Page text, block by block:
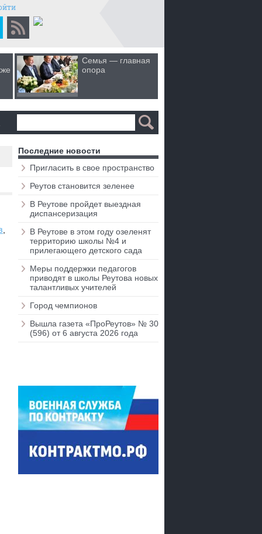
Семья — главная
опора
Последние новости
Пригласить в свое пространство
Реутов становится зеленее
В Реутове пройдет выездная
диспансеризация
В Реутове в этом году озеленят
территорию школы №4 и
прилегающего детского сада
Меры поддержки педагогов
приводят в школы Реутова новых
талантливых учителей
Город чемпионов
Вышла газета «ПроРеутов» № 30
(596) от 6 августа 2026 года